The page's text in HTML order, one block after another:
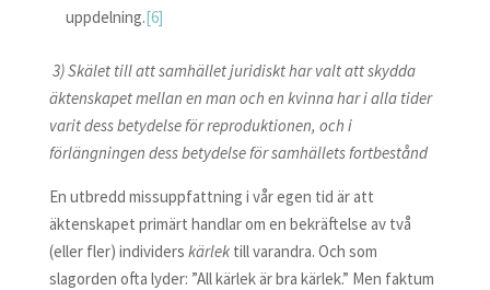
uppdelning.[6]
3) Skälet till att samhället juridiskt har valt att skydda
äktenskapet mellan en man och en kvinna har i alla tider
varit dess betydelse för reproduktionen, och i
förlängningen dess betydelse för samhällets fortbestånd
En utbredd missuppfattning i vår egen tid är att
äktenskapet primärt handlar om en bekräftelse av två
(eller fler) individers kärlektill varandra. Och som
slagorden ofta lyder: ”All kärlek är bra kärlek.” Men faktum